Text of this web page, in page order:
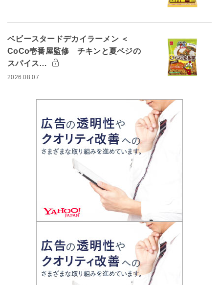
ベビースタードデカイラーメン ＜
CoCo壱番屋監修 チキンと夏ベジの
スパイス…
2026.08.07